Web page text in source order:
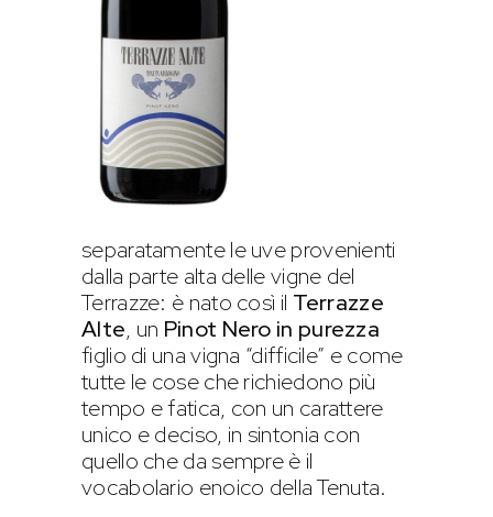
separatamente le uve provenienti
dalla parte alta delle vigne del
Terrazze: è nato così il Terrazze
Alte, un Pinot Nero in purezza
figlio di una vigna “difficile” e come
tutte le cose che richiedono più
tempo e fatica, con un carattere
unico e deciso, in sintonia con
quello che da sempre è il
vocabolario enoico della Tenuta.